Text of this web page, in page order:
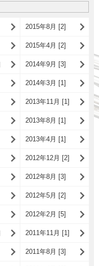
2015年8月 [2]
2015年4月 [2]
2014年9月 [3]
2014年3月 [1]
2013年11月 [1]
2013年8月 [1]
2013年4月 [1]
2012年12月 [2]
2012年8月 [3]
2012年5月 [2]
2012年2月 [5]
2011年11月 [1]
2011年8月 [3]